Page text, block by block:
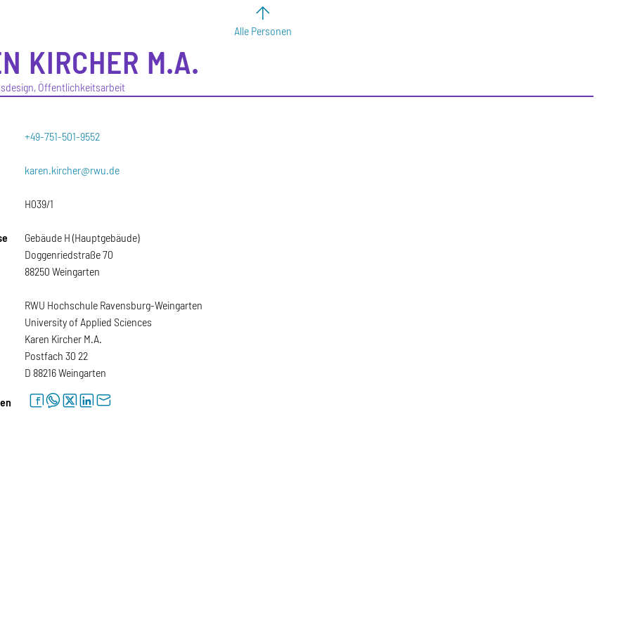
Alle Personen
KIRCHER M.A.
Öffentlichkeitsarbeit
+49-751-501-9552
karen.kircher@rwu.de
H039/1
Gebäude H (Hauptgebäude)
Doggenriedstraße 70
88250 Weingarten
RWU Hochschule Ravensburg-Weingarten
University of Applied Sciences
Karen Kircher M.A.
Postfach 30 22
D 88216 Weingarten
facebookwhatsapptwitterlinkedinletter